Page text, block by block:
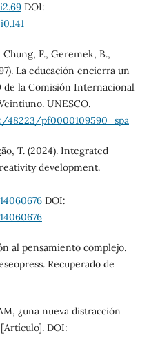
DOI:
F., Geremek, B.,
La educación encierra un
de la Comisión Internacional
UNESCO.
48223/pf0000109590_spa
T. (2024). Integrated
development.
DOI:
al pensamiento complejo.
Recuperado de
¿una nueva distracción
DOI: